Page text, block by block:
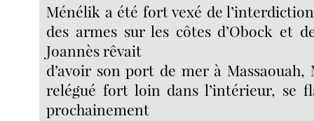
Ménélik a été fort vexé de
des armes sur les côtes d’Obock et
Joannès rêvait
d’avoir son port de mer à
relégué fort loin dans l’intérieur, se
prochainement